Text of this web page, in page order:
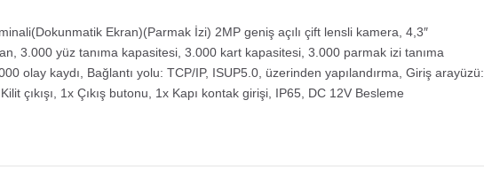
Ekran)(Parmak İzi) 2MP geniş açılı çift lensli kamera, 4,3″
3.000 yüz tanıma kapasitesi, 3.000 kart kapasitesi, 3.000 parmak izi tanıma
olay kaydı, Bağlantı yolu: TCP/IP, ISUP5.0, üzerinden yapılandırma, Giriş arayüzü:
çıkışı, 1x Çıkış butonu, 1x Kapı kontak girişi, IP65, DC 12V Besleme